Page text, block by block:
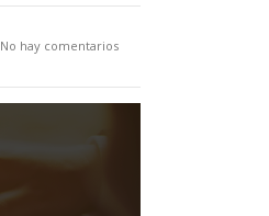
No hay comentarios